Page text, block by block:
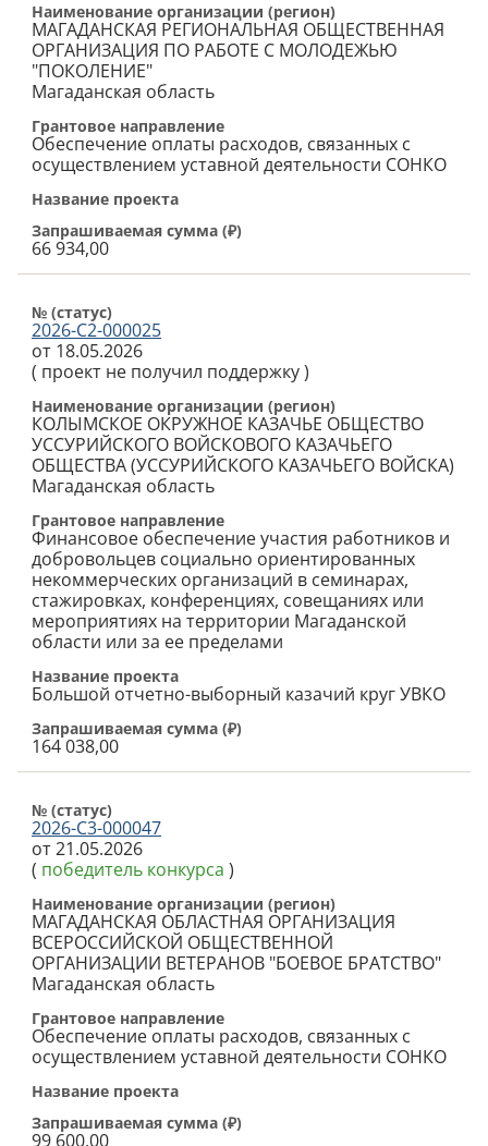
Наименование организации (регион)
МАГАДАНСКАЯ РЕГИОНАЛЬНАЯ ОБЩЕСТВЕННАЯ
ОРГАНИЗАЦИЯ ПО РАБОТЕ С МОЛОДЕЖЬЮ
"ПОКОЛЕНИЕ"
Магаданская область
Грантовое направление
Обеспечение оплаты расходов, связанных с
осуществлением уставной деятельности СОНКО
Название проекта
Запрашиваемая сумма (₽)
66 934,00
№ (cтатус)
2026-С2-000025
от 18.05.2026
( проект не получил поддержку)
Наименование организации (регион)
КОЛЫМСКОЕ ОКРУЖНОЕ КАЗАЧЬЕ ОБЩЕСТВО
УССУРИЙСКОГО ВОЙСКОВОГО КАЗАЧЬЕГО
ОБЩЕСТВА (УССУРИЙСКОГО КАЗАЧЬЕГО ВОЙСКА)
Магаданская область
Грантовое направление
Финансовое обеспечение участия работников и
добровольцев социально ориентированных
некоммерческих организаций в семинарах,
стажировках, конференциях, совещаниях или
мероприятиях на территории Магаданской
области или за ее пределами
Название проекта
Большой отчетно-выборный казачий круг УВКО
Запрашиваемая сумма (₽)
164 038,00
№ (cтатус)
2026-С3-000047
от 21.05.2026
( победитель конкурса )
Наименование организации (регион)
МАГАДАНСКАЯ ОБЛАСТНАЯ ОРГАНИЗАЦИЯ
ВСЕРОССИЙСКОЙ ОБЩЕСТВЕННОЙ
ОРГАНИЗАЦИИ ВЕТЕРАНОВ "БОЕВОЕ БРАТСТВО"
Магаданская область
Грантовое направление
Обеспечение оплаты расходов, связанных с
осуществлением уставной деятельности СОНКО
Название проекта
Запрашиваемая сумма (₽)
99 600,00